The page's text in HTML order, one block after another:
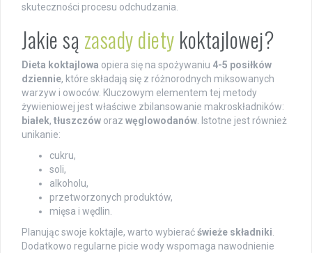
skuteczności procesu odchudzania.
Jakie są zasady diety koktajlowej?
Dieta koktajlowa opiera się na spożywaniu 4-5 posiłków
dziennie, które składają się z różnorodnych miksowanych
warzyw i owoców. Kluczowym elementem tej metody
żywieniowej jest właściwe zbilansowanie makroskładników:
białek, tłuszczów oraz węglowodanów. Istotne jest również
unikanie:
cukru,
soli,
alkoholu,
przetworzonych produktów,
mięsa i wędlin.
Planując swoje koktajle, warto wybieraćświeże składniki.
Dodatkowo regularne picie wody wspomaga nawodnienie